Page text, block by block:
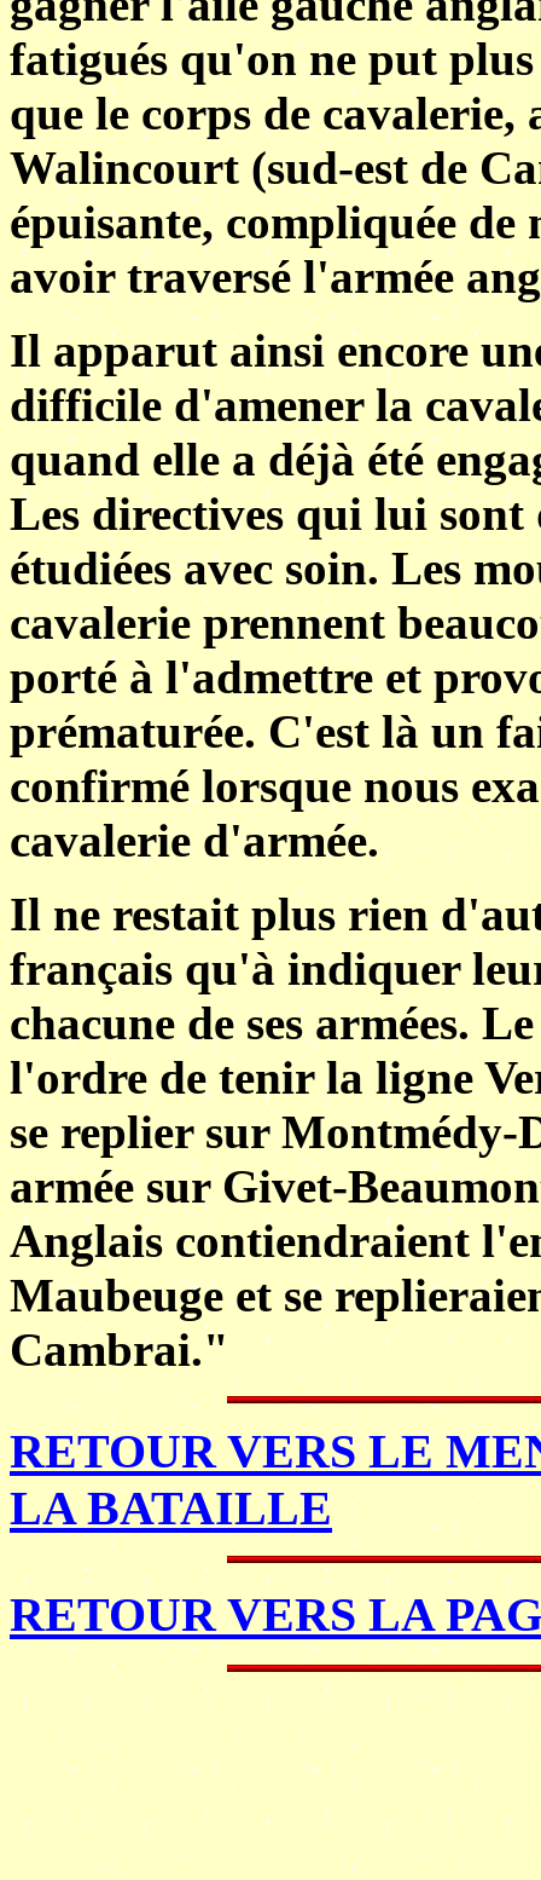
fatigués qu'on ne put
que le corps de
Walincourt (sud-est de
épuisante, compliquée de
avoir traversé l'armée
Il apparut ainsi encore
difficile d'amener la
quand elle a déjà été
Les directives qui lui sont
étudiées avec soin. Les
cavalerie prennent
porté à l'admettre et
prématurée. C'est là un
confirmé lorsque nous
cavalerie d'armée.
Il ne restait plus rien
français qu'à indiquer
chacune de ses armées.
l'ordre de tenir la ligne
se replier sur Montmédy-
armée sur Givet-
Anglais contiendraient
Maubeuge et se
Cambrai."
RETOUR VERS LE
LA BATAILLE
RETOUR VERS LA